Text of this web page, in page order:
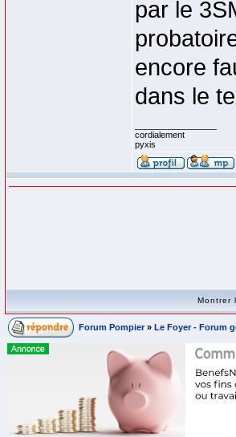
par le
encore
dans le
cordialement
pyxis
Montrer
Forum Pompier » Le Foyer - Forum